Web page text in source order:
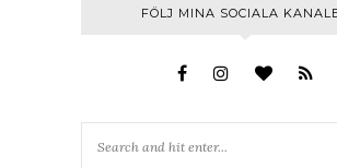
FÖLJ MINA SOCIALA